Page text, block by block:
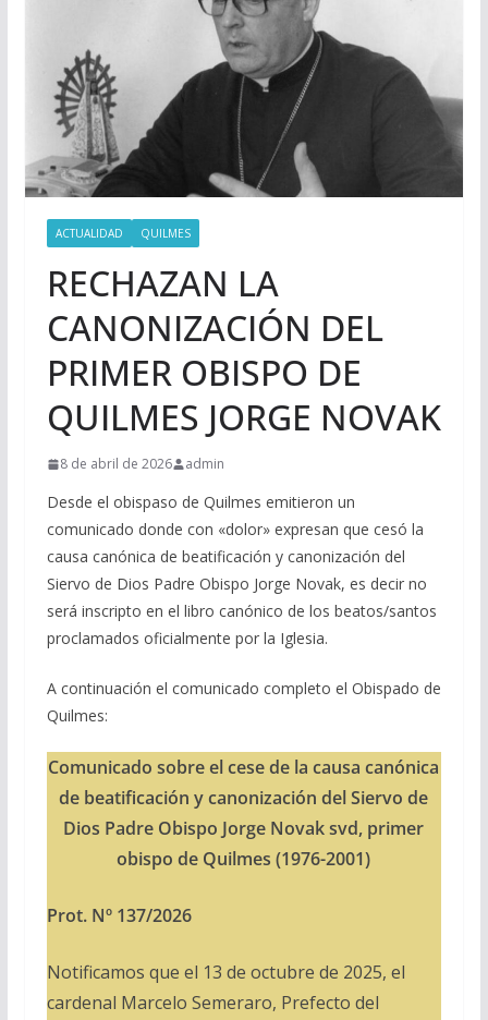
ACTUALIDAD QUILMES
RECHAZAN LA
CANONIZACIÓN DEL
PRIMER OBISPO DE
QUILMES JORGE NOVAK
8 de abril de 2026 admin
Desde el obispaso de Quilmes emitieron un
comunicado donde con «dolor» expresan que cesó la
causa canónica de beatificación y canonización del
Siervo de Dios Padre Obispo Jorge Novak, es decir no
será inscripto en el libro canónico de los beatos/santos
proclamados oficialmente por la Iglesia.
A continuación el comunicado completo el Obispado de
Quilmes:
Comunicado sobre el cese de la causa canónica
de beatificación y canonización del Siervo de
Dios Padre Obispo Jorge Novak svd, primer
obispo de Quilmes (1976-2001)
Prot. Nº 137/2026
Notificamos que el 13 de octubre de 2025, el
cardenal Marcelo Semeraro, Prefecto del